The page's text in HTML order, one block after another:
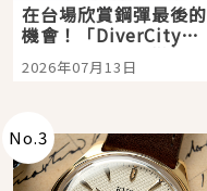
在台場欣賞鋼彈最後的
機會！「DiverCity
Tokyo Plaza」搭船、
購物、美食及夜景，一
2026年07月13日
No.3